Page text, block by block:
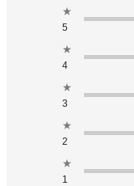
★
5
★
4
★
3
★
2
★
1